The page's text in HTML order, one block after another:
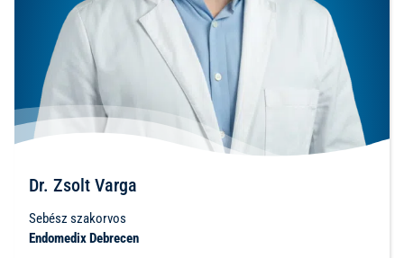
Dr. Zsolt Varga
Sebész szakorvos
Endomedix Debrecen